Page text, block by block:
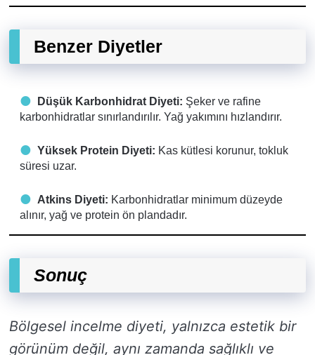
Benzer Diyetler
Düşük Karbonhidrat Diyeti: Şeker ve rafine
karbonhidratlar sınırlandırılır. Yağ yakımını hızlandırır.
Yüksek Protein Diyeti: Kas kütlesi korunur, tokluk
süresi uzar.
Atkins Diyeti: Karbonhidratlar minimum düzeyde
alınır, yağ ve protein ön plandadır.
Sonuç
Bölgesel incelme diyeti, yalnızca estetik bir
görünüm değil, aynı zamanda sağlıklı ve